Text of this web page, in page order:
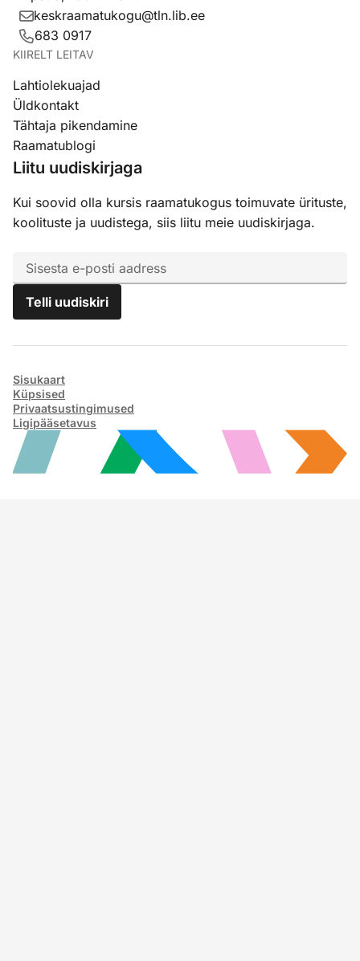
keskraamatukogu@tln.lib.ee
683 0917
KIIRELT LEITAV
Lahtiolekuajad
Üldkontakt
Tähtaja pikendamine
Raamatublogi
Liitu uudiskirjaga
Kui soovid olla kursis raamatukogus toimuvate ürituste,
koolituste ja uudistega, siis liitu meie uudiskirjaga.
Email (Required)
Sisukaart
Küpsised
Privaatsustingimused
Ligipääsetavus